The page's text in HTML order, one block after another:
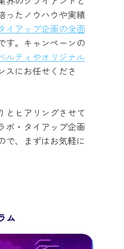
ったノウハウや実績
イアップ企画の全面
す。キャンペーンの
ルティやオリジナル
スにお任せくださ
とヒアリングさせて
ボ・タイアップ企画
で、まずはお気軽に
ム